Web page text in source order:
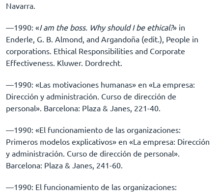
Navarra.
––1990: «I am the boss. Why should I be ethical?» in
Enderle, G. B. Almond, and Argandoña (edit.), People in
corporations. Ethical Responsibilities and Corporate
Effectiveness. Kluwer. Dordrecht.
––1990: «Las motivaciones humanas» en «La empresa:
Dirección y administración. Curso de dirección de
personal». Barcelona: Plaza & Janes, 221-40.
––1990: «El funcionamiento de las organizaciones:
Primeros modelos explicativos» en «La empresa: Dirección
y administración. Curso de dirección de personal».
Barcelona: Plaza & Janes, 241-60.
––1990: El funcionamiento de las organizaciones: